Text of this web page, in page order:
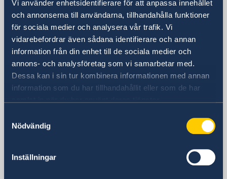
Vi använder enhetsidentifierare för att anpassa innehållet
och annonserna till användarna, tillhandahålla funktioner
för sociala medier och analysera vår trafik. Vi
vidarebefordrar även sådana identifierare och annan
information från din enhet till de sociala medier och
annons- och analysföretag som vi samarbetar med.
Dessa kan i sin tur kombinera informationen med annan
information som du har tillhandahållit eller som de har
Nödvändig
Inställningar
Skopje
Sveriges ambassad i Skopje
Besöksadress
8ma Udarna Brigada No.2
Embassy of Sweden
Nordmakedonien